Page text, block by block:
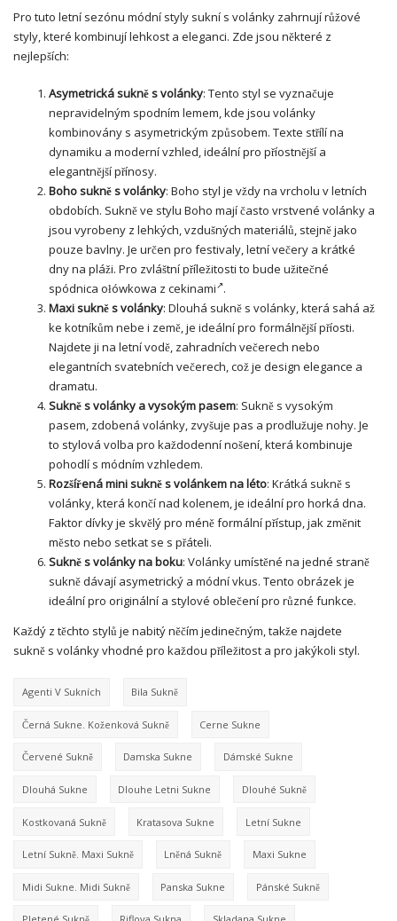
Pro tuto letní sezónu módní styly sukní s volánky zahrnují růžové
styly, které kombinují lehkost a eleganci. Zde jsou některé z
nejlepších:
Asymetrická sukně s volánky: Tento styl se vyznačuje
nepravidelným spodním lemem, kde jsou volánky
kombinovány s asymetrickým způsobem. Texte střílí na
dynamiku a moderní vzhled, ideální pro příostnější a
elegantnější přínosy.
Boho sukně s volánky: Boho styl je vždy na vrcholu v letních
obdobích. Sukně ve stylu Boho mají často vrstvené volánky a
jsou vyrobeny z lehkých, vzdušných materiálů, stejně jako
pouze bavlny. Je určen pro festivaly, letní večery a krátké
dny na pláži. Pro zvláštní příležitosti to bude užitečné
spódnica ołówkowa z cekinami .
Maxi sukně s volánky: Dlouhá sukně s volánky, která sahá až
ke kotníkům nebe i země, je ideální pro formálnější příosti.
Najdete ji na letní vodě, zahradních večerech nebo
elegantních svatebních večerech, což je design elegance a
dramatu.
Sukně s volánky a vysokým pasem: Sukně s vysokým
pasem, zdobená volánky, zvyšuje pas a prodlužuje nohy. Je
to stylová volba pro každodenní nošení, která kombinuje
pohodlí s módním vzhledem.
Rozšířenámini sukněs volánkem na léto: Krátká sukně s
volánky, která končí nad kolenem, je ideální pro horká dna.
Faktor dívky je skvělý pro méně formální přístup, jak změnit
město nebo setkat se s přáteli.
Sukně s volánky na boku: Volánky umístěné na jedné straně
sukně dávají asymetrický a módní vkus. Tento obrázek je
ideální pro originální a stylové oblečení pro různé funkce.
Každý z těchto stylů je nabitý něčím jedinečným, takže najdete
sukně s volánky vhodné pro každou příležitost a pro jakýkoli styl.
Agenti V Sukních Bila Sukně
Černá Sukne. Koženková Sukně Cerne Sukne
Červené Sukně Damska Sukne Dámské Sukne
Dlouhá Sukne Dlouhe Letni Sukne Dlouhé Sukně
Kostkovaná Sukně Kratasova Sukne Letní Sukne
Letní Sukně. Maxi Sukně Lněná Sukně Maxi Sukne
Midi Sukne. Midi Sukně Panska Sukne Pánské Sukně